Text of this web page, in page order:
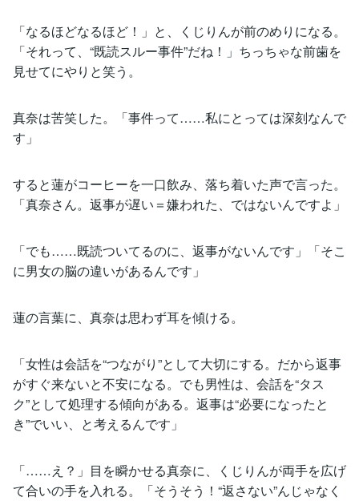
「なるほどなるほど！」と、くじりんが前のめりになる。
「それって、“既読スルー事件”だね！」ちっちゃな前歯を
見せてにやりと笑う。
真奈は苦笑した。「事件って……私にとっては深刻なんで
す」
すると蓮がコーヒーを一口飲み、落ち着いた声で言った。
「真奈さん。返事が遅い＝嫌われた、ではないんですよ」
「でも……既読ついてるのに、返事がないんです」「そこ
に男女の脳の違いがあるんです」
蓮の言葉に、真奈は思わず耳を傾ける。
「女性は会話を“つながり”として大切にする。だから返事
がすぐ来ないと不安になる。でも男性は、会話を“タス
ク”として処理する傾向がある。返事は“必要になったと
き”でいい、と考えるんです」
「……え？」目を瞬かせる真奈に、くじりんが両手を広げ
て合いの手を入れる。「そうそう！“返さない”んじゃなく